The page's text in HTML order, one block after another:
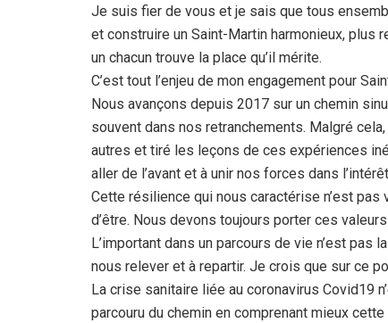
Je suis fier de vous et je sais que tous
et construire un Saint-Martin harmonieux, plus
un chacun trouve la place qu’il mérite.
C’est tout l’enjeu de mon engagement pour
Nous avançons depuis 2017 sur un chemin
souvent dans nos retranchements. Malgré
autres et tiré les leçons de ces expériences
aller de l’avant et à unir nos forces dans
Cette résilience qui nous caractérise n’est
d’être. Nous devons toujours porter ces
L’important dans un parcours de vie n’est
nous relever et à repartir. Je crois que sur ce
La crise sanitaire liée au coronavirus Covid19
parcouru du chemin en comprenant mieux